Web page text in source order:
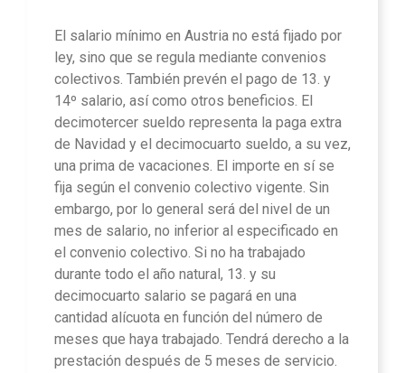
El salario mínimo en Austria no está fijado por
ley, sino que se regula mediante convenios
colectivos. También prevén el pago de 13. y
14º salario, así como otros beneficios. El
decimotercer sueldo representa la paga extra
de Navidad y el decimocuarto sueldo, a su vez,
una prima de vacaciones. El importe en sí se
fija según el convenio colectivo vigente. Sin
embargo, por lo general será del nivel de un
mes de salario, no inferior al especificado en
el convenio colectivo. Si no ha trabajado
durante todo el año natural, 13. y su
decimocuarto salario se pagará en una
cantidad alícuota en función del número de
meses que haya trabajado. Tendrá derecho a la
prestación después de 5 meses de servicio.